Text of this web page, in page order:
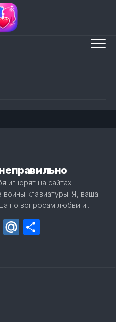
игнорят на сайтах
воины клавиатуры! Я, ваша
по вопросам любви и...
Telegram
Mail.Ru